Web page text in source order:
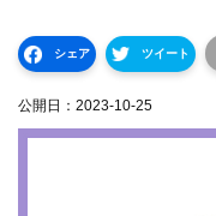
シェア ツイート
公開日： 2023-10-25